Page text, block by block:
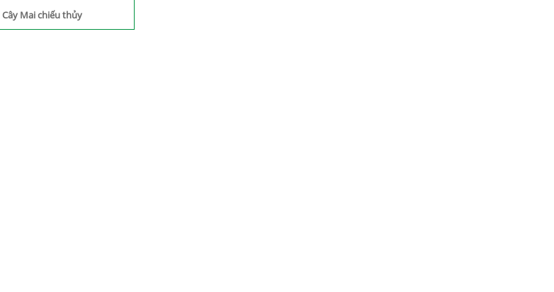
Cây Mai chiếu thủy